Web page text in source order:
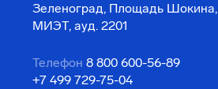
Зеленоград, Площадь
МИЭТ, ауд. 2201
Телефон 8 800 600-56-89
+7 499 729-75-04